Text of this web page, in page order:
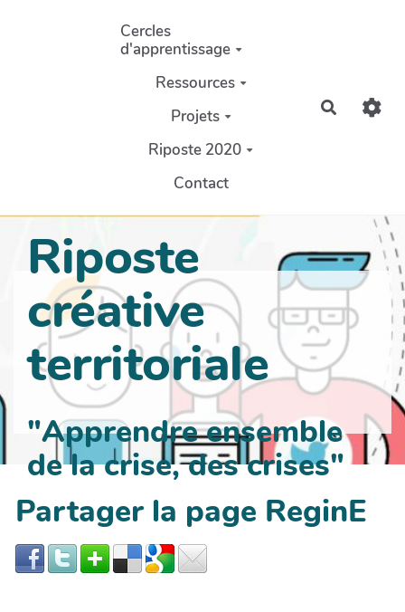
Aller au contenu principal
Cercles
d'apprentissage
Ressources
Projets
Riposte 2020
Contact
Riposte
créative
territoriale
"Apprendre ensemble
de la crise, des crises"
Partager la page ReginE